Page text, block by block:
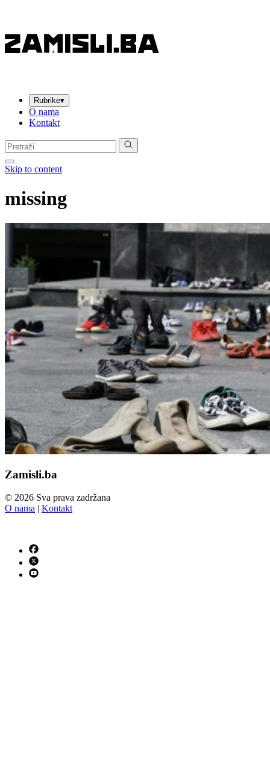
Rubrike▾
O nama
Kontakt
Pretraga:
Skip to content
missing
Zamisli.ba
© 2026 Sva prava zadržana
O nama | Kontakt